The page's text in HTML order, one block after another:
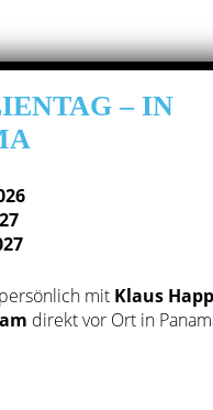
in Konkurs gegangen
aufgrund der Lage,
Restaurants,
in dieser Gegend
am Strand in
qm
/ qm bezahlt.
– IN
persönlich mit Klaus
direkt vor Ort in